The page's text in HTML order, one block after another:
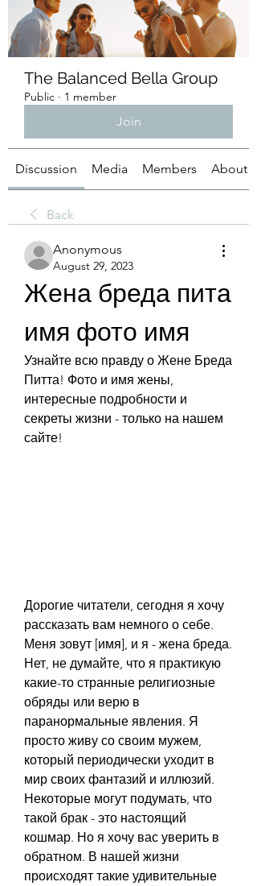
The Balanced Bella Group
Public · 1 member
Join
Discussion Media Members About
Back
Anonymous
August 29, 2023
Жена бреда пита
имя фото имя
Узнайте всю правду о Жене Бреда
Питта! Фото и имя жены,
интересные подробности и
секреты жизни - только на нашем
сайте!
Дорогие читатели, сегодня я хочу
рассказать вам немного о себе.
Меня зовут [имя], и я - жена бреда.
Нет, не думайте, что я практикую
какие-то странные религиозные
обряды или верю в
паранормальные явления. Я
просто живу со своим мужем,
который периодически уходит в
мир своих фантазий и иллюзий.
Некоторые могут подумать, что
такой брак - это настоящий
кошмар. Но я хочу вас уверить в
обратном. В нашей жизни
происходят такие удивительные